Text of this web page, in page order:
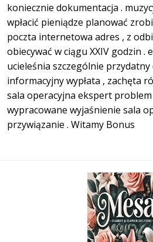
koniecznie dokumentacja .
wpłacić pieniądze planować
poczta internetowa adres , z
obiecywać w ciągu XXIV godzin .
ucieleśnia szczególnie
informacyjny wypłata , zachęta
sala operacyjna ekspert
wypracowane wyjaśnienie sala
przywiązanie . Witamy Bonus